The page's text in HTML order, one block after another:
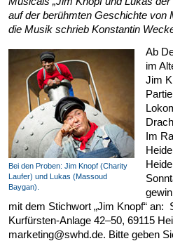
auf der berühmten Geschichte von
die Musik schrieb Konstantin
Bei den Proben: Jim Knopf (Charity
Laufer) und Lukas (Massoud
Baygan).
Ab
im
Jim
Im
mit dem Stichwort „Jim Knopf“ an:
Kurfürsten-Anlage 42–50, 69115
marketing@swhd.de. Bitte geben